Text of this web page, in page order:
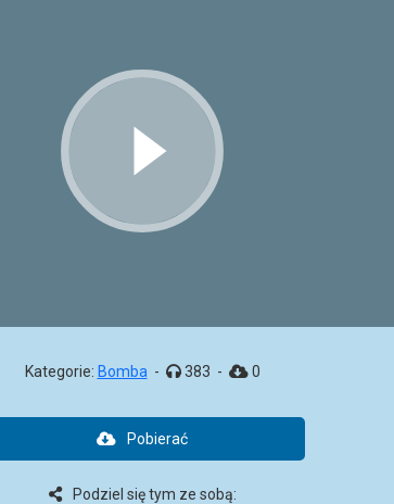
Kategorie: Bomba - 383 - 0
Pobierać
Podziel się tym ze sobą: